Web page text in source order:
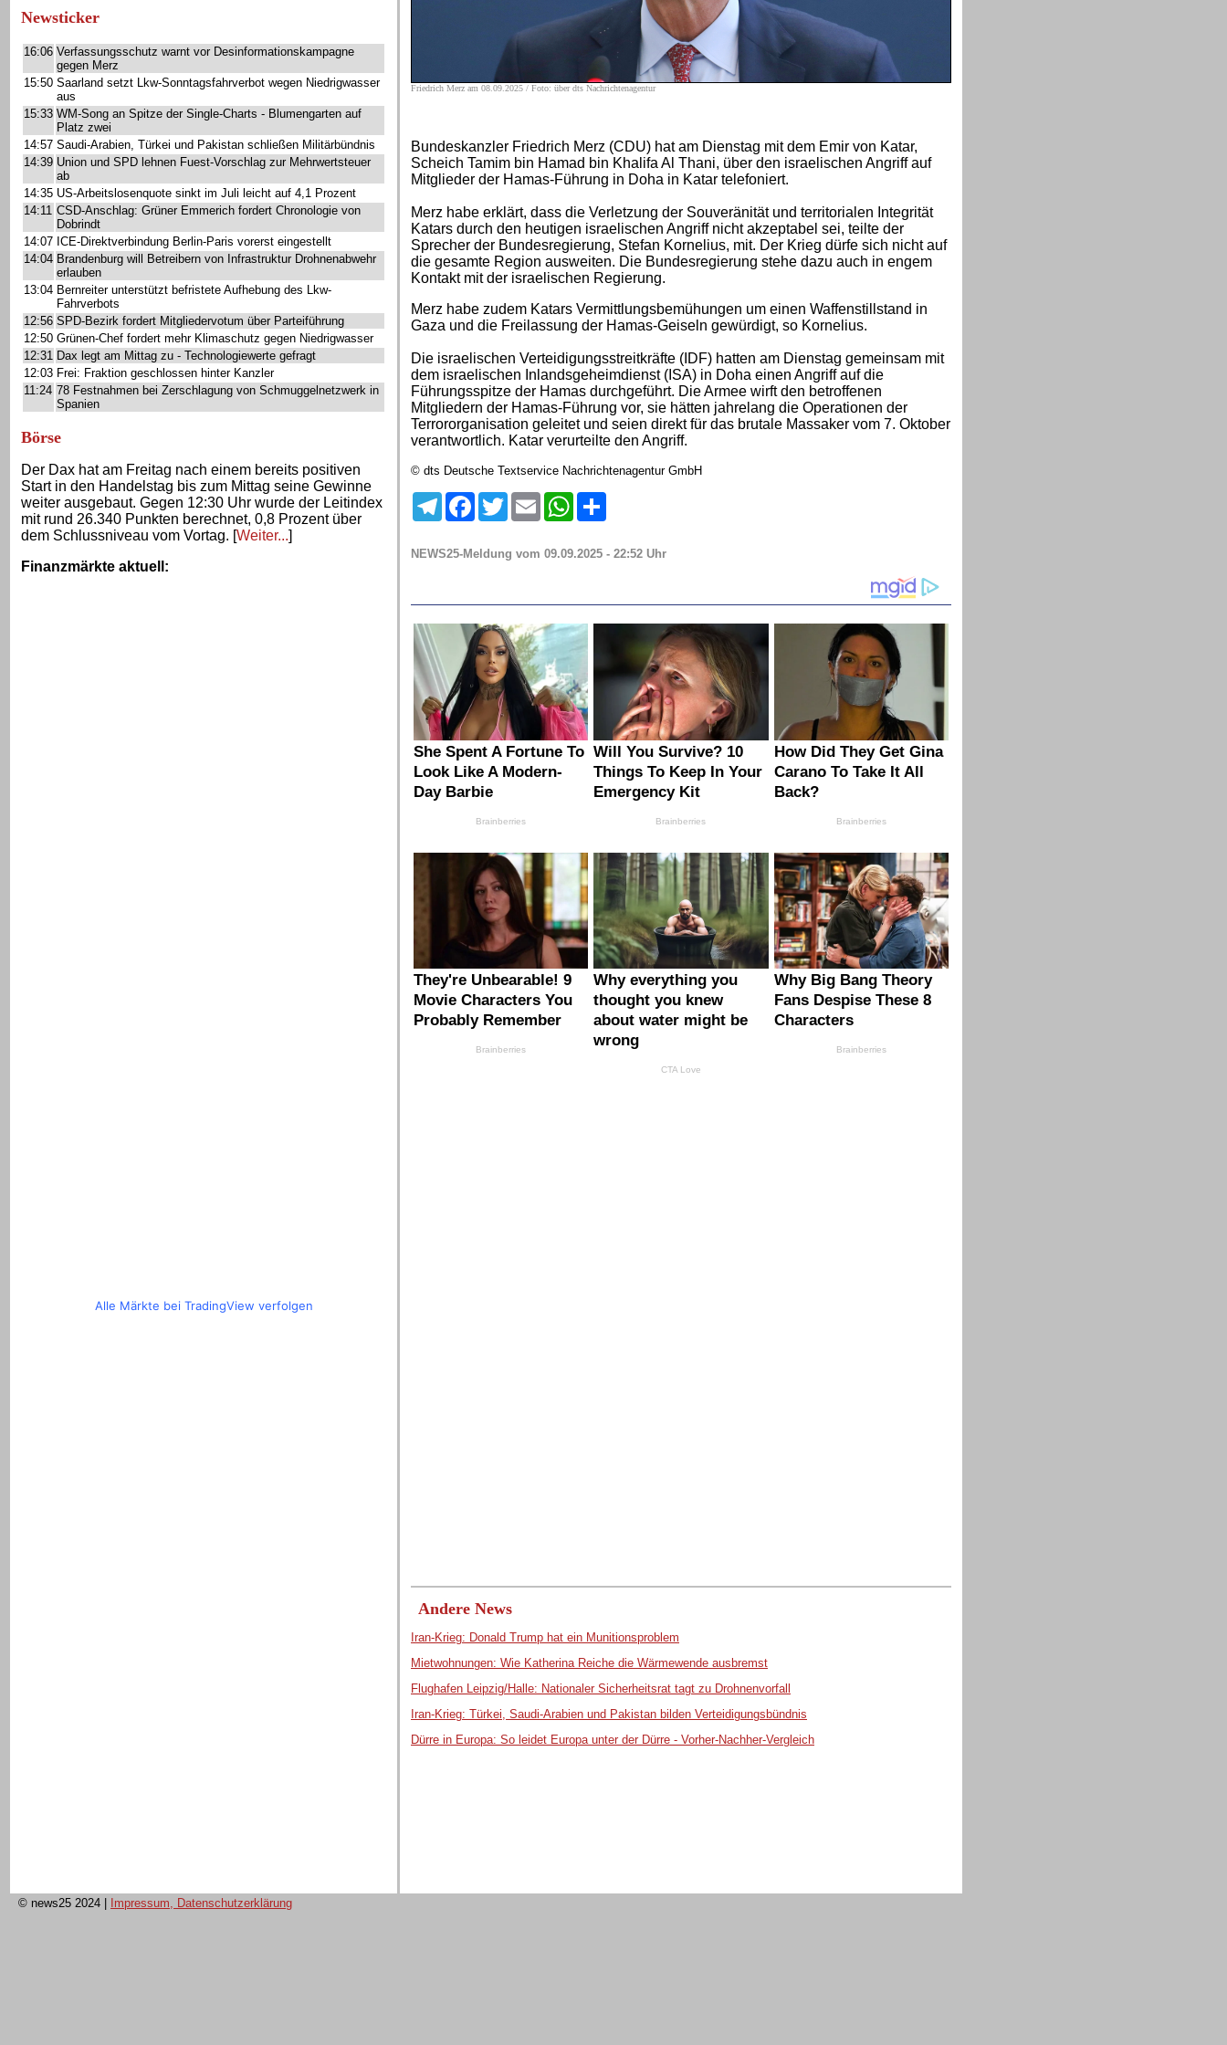
Newsticker
16:06 Verfassungsschutz warnt vor Desinformationskampagne
gegen Merz
15:50 Saarland setzt Lkw-Sonntagsfahrverbot wegen Niedrigwasser
aus
15:33 WM-Song an Spitze der Single-Charts - Blumengarten auf
Platz zwei
14:57 Saudi-Arabien, Türkei und Pakistan schließen Militärbündnis
14:39 Union und SPD lehnen Fuest-Vorschlag zur Mehrwertsteuer
ab
14:35 US-Arbeitslosenquote sinkt im Juli leicht auf 4,1 Prozent
14:11 CSD-Anschlag: Grüner Emmerich fordert Chronologie von
Dobrindt
14:07 ICE-Direktverbindung Berlin-Paris vorerst eingestellt
14:04 Brandenburg will Betreibern von Infrastruktur Drohnenabwehr
erlauben
13:04 Bernreiter unterstützt befristete Aufhebung des Lkw-
Fahrverbots
12:56 SPD-Bezirk fordert Mitgliedervotum über Parteiführung
12:50 Grünen-Chef fordert mehr Klimaschutz gegen Niedrigwasser
12:31 Dax legt am Mittag zu - Technologiewerte gefragt
12:03 Frei: Fraktion geschlossen hinter Kanzler
11:24 78 Festnahmen bei Zerschlagung von Schmuggelnetzwerk in
Spanien
Börse
Der Dax hat am Freitag nach einem bereits positiven
Start in den Handelstag bis zum Mittag seine Gewinne
weiter ausgebaut. Gegen 12:30 Uhr wurde der Leitindex
mit rund 26.340 Punkten berechnet, 0,8 Prozent über
dem Schlussniveau vom Vortag. [Weiter...]
Finanzmärkte aktuell :
Alle Märkte bei TradingView verfolgen
Friedrich Merz am 08.09.2025 / Foto: über dts Nachrichtenagentur
Bundeskanzler Friedrich Merz (CDU) hat am Dienstag mit dem Emir von Katar,
Scheich Tamim bin Hamad bin Khalifa Al Thani, über den israelischen Angriff auf
Mitglieder der Hamas-Führung in Doha in Katar telefoniert.
Merz habe erklärt, dass die Verletzung der Souveränität und territorialen Integrität
Katars durch den heutigen israelischen Angriff nicht akzeptabel sei, teilte der
Sprecher der Bundesregierung, Stefan Kornelius, mit. Der Krieg dürfe sich nicht auf
die gesamte Region ausweiten. Die Bundesregierung stehe dazu auch in engem
Kontakt mit der israelischen Regierung.
Merz habe zudem Katars Vermittlungsbemühungen um einen Waffenstillstand in
Gaza und die Freilassung der Hamas-Geiseln gewürdigt, so Kornelius.
Die israelischen Verteidigungsstreitkräfte (IDF) hatten am Dienstag gemeinsam mit
dem israelischen Inlandsgeheimdienst (ISA) in Doha einen Angriff auf die
Führungsspitze der Hamas durchgeführt. Die Armee wirft den betroffenen
Mitgliedern der Hamas-Führung vor, sie hätten jahrelang die Operationen der
Terrororganisation geleitet und seien direkt für das brutale Massaker vom 7. Oktober
verantwortlich. Katar verurteilte den Angriff.
© dts Deutsche Textservice Nachrichtenagentur GmbH
TelegramFacebookTwitter Email WhatsApp
NEWS25-Meldung vom 09.09.2025 - 22:52 Uhr
Andere News
Iran-Krieg: Donald Trump hat ein Munitionsproblem
Mietwohnungen: Wie Katherina Reiche die Wärmewende ausbremst
Flughafen Leipzig/Halle: Nationaler Sicherheitsrat tagt zu Drohnenvorfall
Iran-Krieg: Türkei, Saudi-Arabien und Pakistan bilden Verteidigungsbündnis
Dürre in Europa: So leidet Europa unter der Dürre - Vorher-Nachher-Vergleich
© news25 2024 Impressum, Datenschutzerklärung